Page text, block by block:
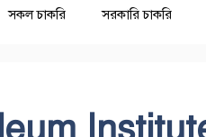
সকল চাকরি সরকারি চাকরি